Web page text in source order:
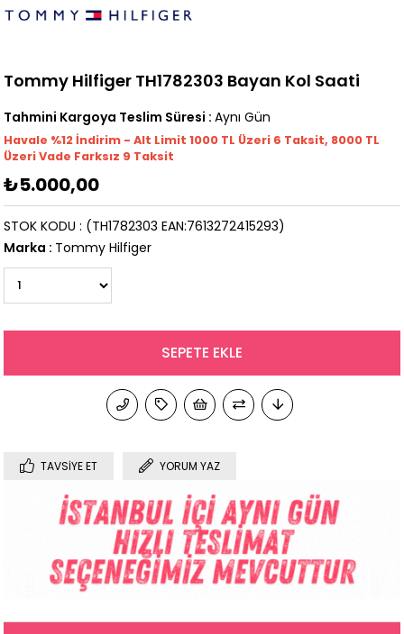
Tommy Hilfiger TH1782303 Bayan Kol Saati
Tahmini Kargoya Teslim Süresi : Aynı Gün
Havale %12 İndirim - Alt Limit 1000 TL Üzeri 6 Taksit, 8000 TL
Üzeri Vade Farksız 9 Taksit
₺5.000,00
(TH1782303 EAN:7613272415293)
STOK KODU
Marka : Tommy Hilfiger
TAVSIYE ET YORUM YAZ